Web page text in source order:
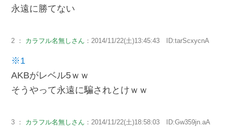
永遠に勝てない
2 ： カラフル名無しさん ：2014/11/22(土)13:45:43 ID:tarScxycnA
※1
AKBがレベル5ｗｗ
そうやって永遠に騙されとけｗｗ
3 ： カラフル名無しさん ：2014/11/22(土)18:58:03 ID:Gw359jn.aA